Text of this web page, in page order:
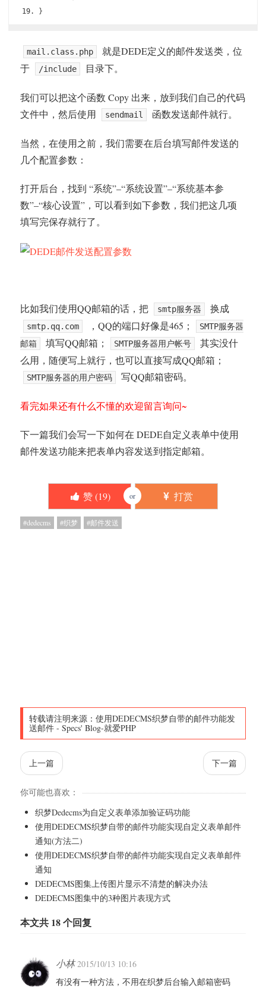
}
mail.class.php
就是DEDE定义的邮件发送类，位
于
/include 目录下。
我们可以把这个函数 Copy 出来，放到我们自己的代码
文件中，然后使用
sendmail 函数发送邮件就行。
当然，在使用之前，我们需要在后台填写邮件发送的
几个配置参数：
打开后台，找到 “系统”–“系统设置”–“系统基本参
数”–“核心设置”，可以看到如下参数，我们把这几项
填写完保存就行了。
比如我们使用QQ邮箱的话，把 smtp服务器 换成
smtp.qq.com ，QQ的端口好像是465；
SMTP服务器
邮箱
填写QQ邮箱； SMTP服务器用户帐号
其实没什
么用，随便写上就行，也可以直接写成QQ邮箱；
SMTP服务器的用户密码 写QQ邮箱密码。
看完如果还有什么不懂的欢迎留言询问~
下一篇我们会写一下如何在 DEDE自定义表单中使用
邮件发送功能来把表单内容发送到指定邮箱。
赞 (19) or 打赏
dedecms 织梦 邮件发送
转载请注明来源： 使用DEDECMS织梦自带的邮件功能发
送邮件 - Specs' Blog-就爱PHP
上一篇 下一篇
你可能也喜欢：
织梦Dedecms为自定义表单添加验证码功能
使用DEDECMS织梦自带的邮件功能实现自定义表单邮件
通知(方法二)
使用DEDECMS织梦自带的邮件功能实现自定义表单邮件
通知
DEDECMS图集上传图片显示不清楚的解决办法
DEDECMS图集中的3种图片表现方式
本文共 18 个回复
小林2015/10/13 10:16
有没有一种方法，不用在织梦后台输入邮箱密码